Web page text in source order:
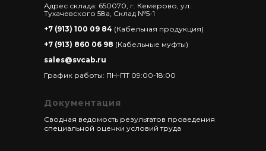
Сводная ведомость результатов проведения
специальной оценки условий труда
Адрес склада: 650070, г. Кемерово, ул.
Тухачевского 58а, Склад №5-1
+7 (913) 100 09 84 (Кабельная продукция)
+7 (913) 860 06 98 (Кабельные муфты)
sales@svcab.ru
График работы: ПН-ПТ 09:00-18:00
Документация